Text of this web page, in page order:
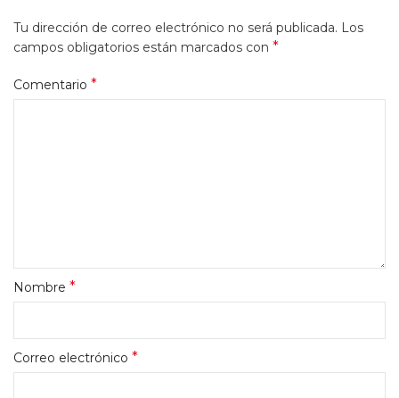
Tu dirección de correo electrónico no será publicada. Los
campos obligatorios están marcados con *
Comentario *
Nombre *
Correo electrónico *